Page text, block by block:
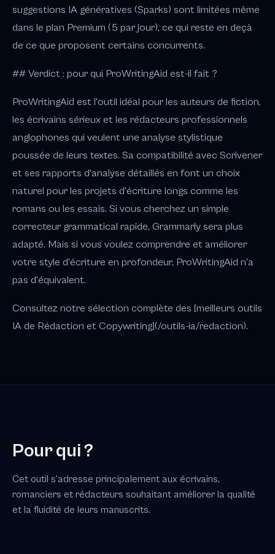
suggestions IA génératives (Sparks) sont limitées même
dans le plan Premium (5 par jour), ce qui reste en deçà
de ce que proposent certains concurrents.
## Verdict : pour qui ProWritingAid est-il fait ?
ProWritingAid est l'outil idéal pour les auteurs de fiction,
les écrivains sérieux et les rédacteurs professionnels
anglophones qui veulent une analyse stylistique
poussée de leurs textes. Sa compatibilité avec Scrivener
et ses rapports d'analyse détaillés en font un choix
naturel pour les projets d'écriture longs comme les
romans ou les essais. Si vous cherchez un simple
correcteur grammatical rapide, Grammarly sera plus
adapté. Mais si vous voulez comprendre et améliorer
votre style d'écriture en profondeur, ProWritingAid n'a
pas d'équivalent.
Consultez notre sélection complète des [meilleurs outils
IA de Rédaction et Copywriting](/outils-ia/redaction).
Pour qui ?
Cet outil s'adresse principalement aux écrivains,
romanciers et rédacteurs souhaitant améliorer la qualité
et la fluidité de leurs manuscrits.